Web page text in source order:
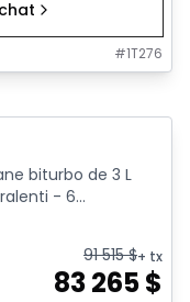
#1T276
biturbo de 3 L
- 6...
91 515$+ tx
83 265$